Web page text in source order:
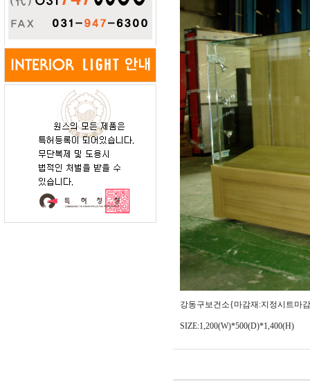
강동구보건소{마감재:지정시트마
SIZE:1,200(W)*500(D)*1,400(H)